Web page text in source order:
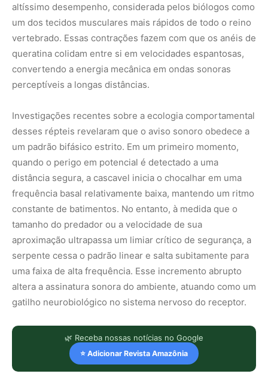
altíssimo desempenho, considerada pelos biólogos como
um dos tecidos musculares mais rápidos de todo o reino
vertebrado. Essas contrações fazem com que os anéis de
queratina colidam entre si em velocidades espantosas,
convertendo a energia mecânica em ondas sonoras
perceptíveis a longas distâncias.
Investigações recentes sobre a ecologia comportamental
desses répteis revelaram que o aviso sonoro obedece a
um padrão bifásico estrito. Em um primeiro momento,
quando o perigo em potencial é detectado a uma
distância segura, a cascavel inicia o chocalhar em uma
frequência basal relativamente baixa, mantendo um ritmo
constante de batimentos. No entanto, à medida que o
tamanho do predador ou a velocidade de sua
aproximação ultrapassa um limiar crítico de segurança, a
serpente cessa o padrão linear e salta subitamente para
uma faixa de alta frequência. Esse incremento abrupto
altera a assinatura sonora do ambiente, atuando como um
gatilho neurobiológico no sistema nervoso do receptor.
🌿 Receba nossas notícias no Google
⭐ Adicionar Revista Amazônia